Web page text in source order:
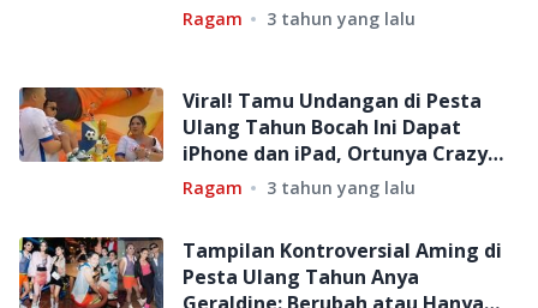
Ragam 3 tahun yang lalu
Viral! Tamu Undangan di Pesta
Ulang Tahun Bocah Ini Dapat
iPhone dan iPad, Ortunya Crazy
Rich Kalimantan!
Ragam 3 tahun yang lalu
Tampilan Kontroversial Aming di
Pesta Ulang Tahun Anya